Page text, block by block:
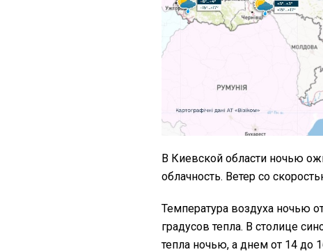
В Киевской области ночью
облачность. Ветер со
Температура воздуха ночью
градусов тепла. В столице
тепла ночью, а днем от 14 до